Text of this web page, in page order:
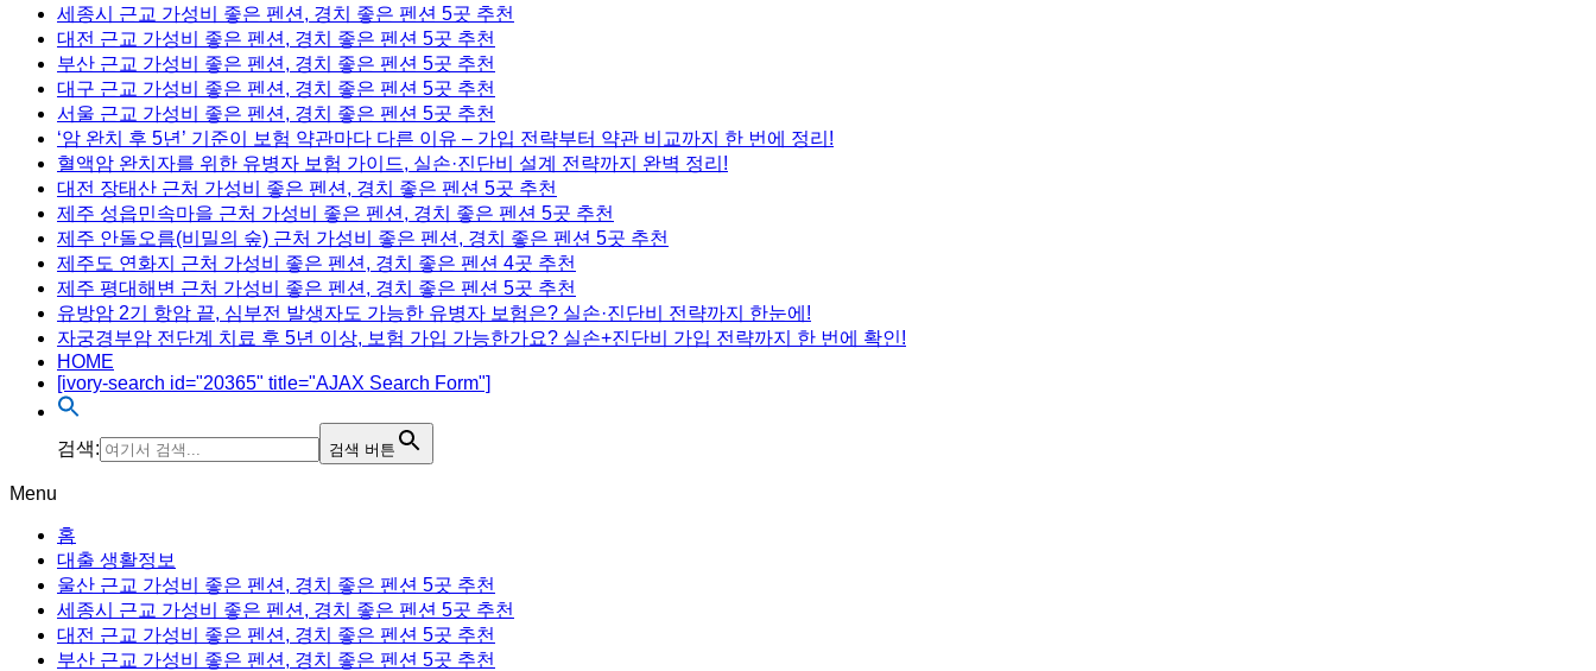
세종시 근교 가성비 좋은 펜션, 경치 좋은 펜션 5곳 추천
대전 근교 가성비 좋은 펜션, 경치 좋은 펜션 5곳 추천
부산 근교 가성비 좋은 펜션, 경치 좋은 펜션 5곳 추천
대구 근교 가성비 좋은 펜션, 경치 좋은 펜션 5곳 추천
서울 근교 가성비 좋은 펜션, 경치 좋은 펜션 5곳 추천
‘암 완치 후 5년’ 기준이 보험 약관마다 다른 이유 – 가입 전략부터 약관 비교까지 한 번에 정리!
혈액암 완치자를 위한 유병자 보험 가이드, 실손·진단비 설계 전략까지 완벽 정리!
대전 장태산 근처 가성비 좋은 펜션, 경치 좋은 펜션 5곳 추천
제주 성읍민속마을 근처 가성비 좋은 펜션, 경치 좋은 펜션 5곳 추천
제주 안돌오름(비밀의 숲) 근처 가성비 좋은 펜션, 경치 좋은 펜션 5곳 추천
제주도 연화지 근처 가성비 좋은 펜션, 경치 좋은 펜션 4곳 추천
제주 평대해변 근처 가성비 좋은 펜션, 경치 좋은 펜션 5곳 추천
유방암 2기 항암 끝, 심부전 발생자도 가능한 유병자 보험은? 실손·진단비 전략까지 한눈에!
자궁경부암 전단계 치료 후 5년 이상, 보험 가입 가능한가요? 실손+진단비 가입 전략까지 한 번에 확인!
HOME
[ivory-search id="20365" title="AJAX Search Form"]
검색: 검색 버튼
Menu
홈
대출 생활정보
울산 근교 가성비 좋은 펜션, 경치 좋은 펜션 5곳 추천
세종시 근교 가성비 좋은 펜션, 경치 좋은 펜션 5곳 추천
대전 근교 가성비 좋은 펜션, 경치 좋은 펜션 5곳 추천
부산 근교 가성비 좋은 펜션, 경치 좋은 펜션 5곳 추천